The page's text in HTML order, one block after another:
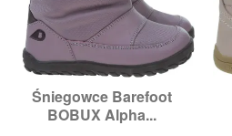
Śniegowce Barefoot
BOBUX Alpha...